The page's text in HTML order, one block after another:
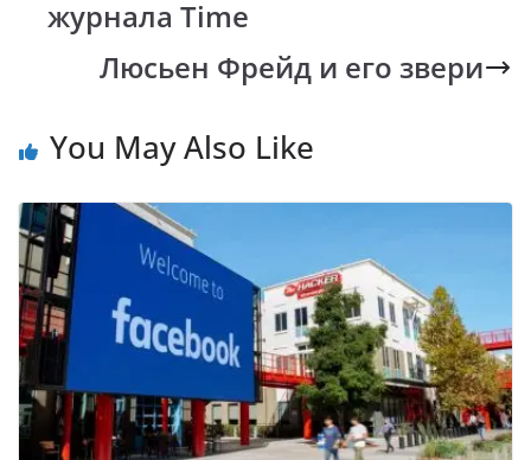
k p k
журнала Time
Люсьен Фрейд и его звери
You May Also Like